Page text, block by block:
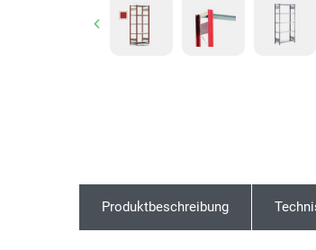
Previous
Produktbeschreibung